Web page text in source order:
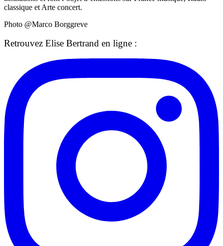
classique et Arte concert.
Photo @Marco Borggreve
Retrouvez Elise Bertrand en ligne :